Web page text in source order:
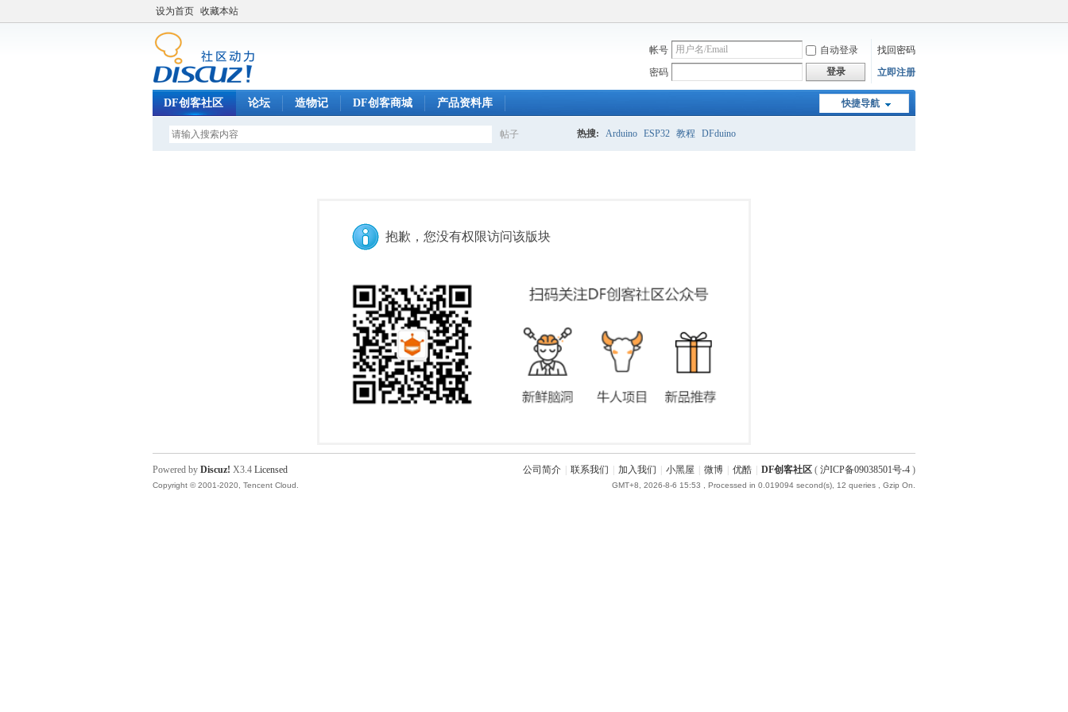
设为首页 收藏本站
帐号 自动登录
找回密码
密码
登录 立即注册
快捷导航
DF创客社区 论坛 造物记 DF创客商城 产品资料库
帖子 热搜: Arduino ESP32 教程 DFduino
抱歉，您没有权限访问该版块
公司简介 联系我们 加入我们 小黑屋 微博 优酷 DF创客社区 ( 沪ICP备09038501号-4 )
GMT+8, 2026-8-6 15:53 , Processed in 0.019094 second(s), 12 queries , Gzip On.
Powered by Discuz! X3.4 Licensed
Copyright © 2001-2020, Tencent Cloud.